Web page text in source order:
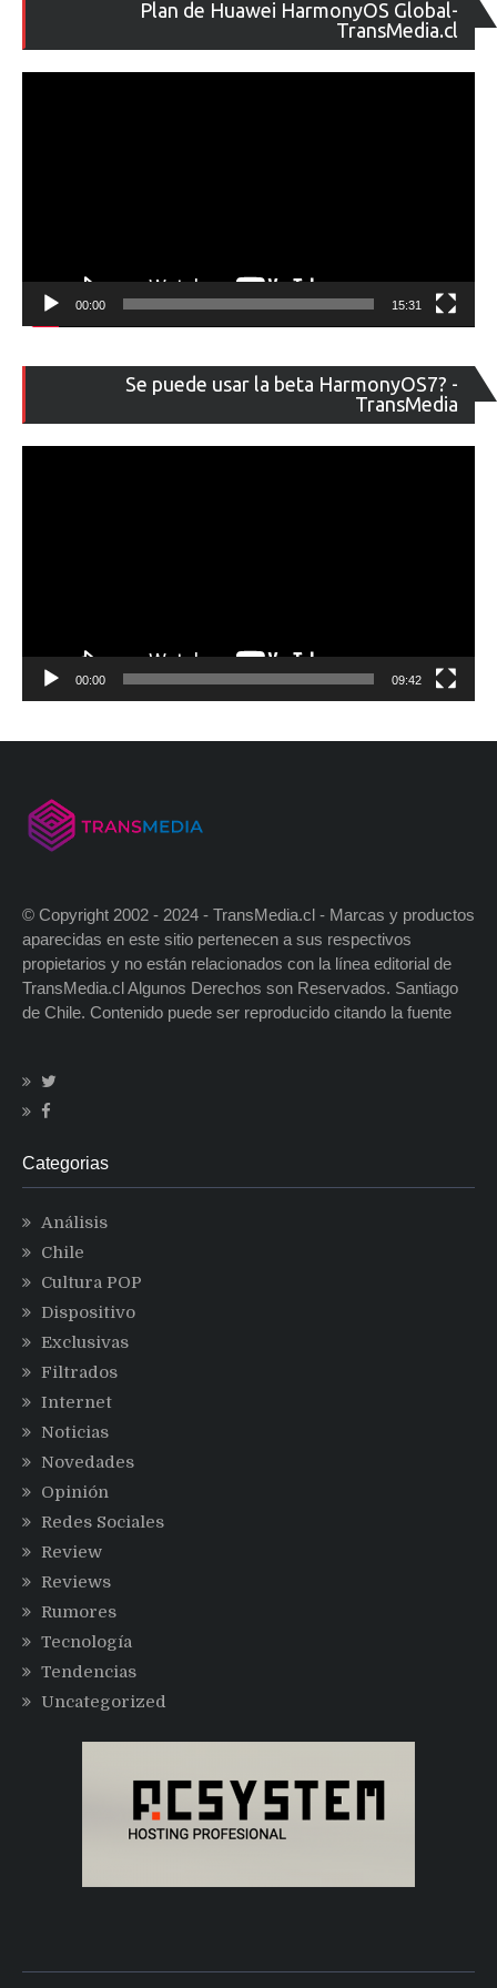
Plan de Huawei HarmonyOS Global-
TransMedia.cl
de
00:00 15:31
Se puede usar la beta HarmonyOS7? -
TransMedia
de
00:00 09:42
© Copyright 2002 - 2024 - TransMedia.cl - Marcas y productos
aparecidas en este sitio pertenecen a sus respectivos
propietarios y no están relacionados con la línea editorial de
TransMedia.cl Algunos Derechos son Reservados. Santiago
de Chile. Contenido puede ser reproducido citando la fuente
Categorias
Análisis
Chile
Cultura POP
Dispositivo
Exclusivas
Filtrados
Internet
Noticias
Novedades
Opinión
Redes Sociales
Review
Reviews
Rumores
Tecnología
Tendencias
Uncategorized